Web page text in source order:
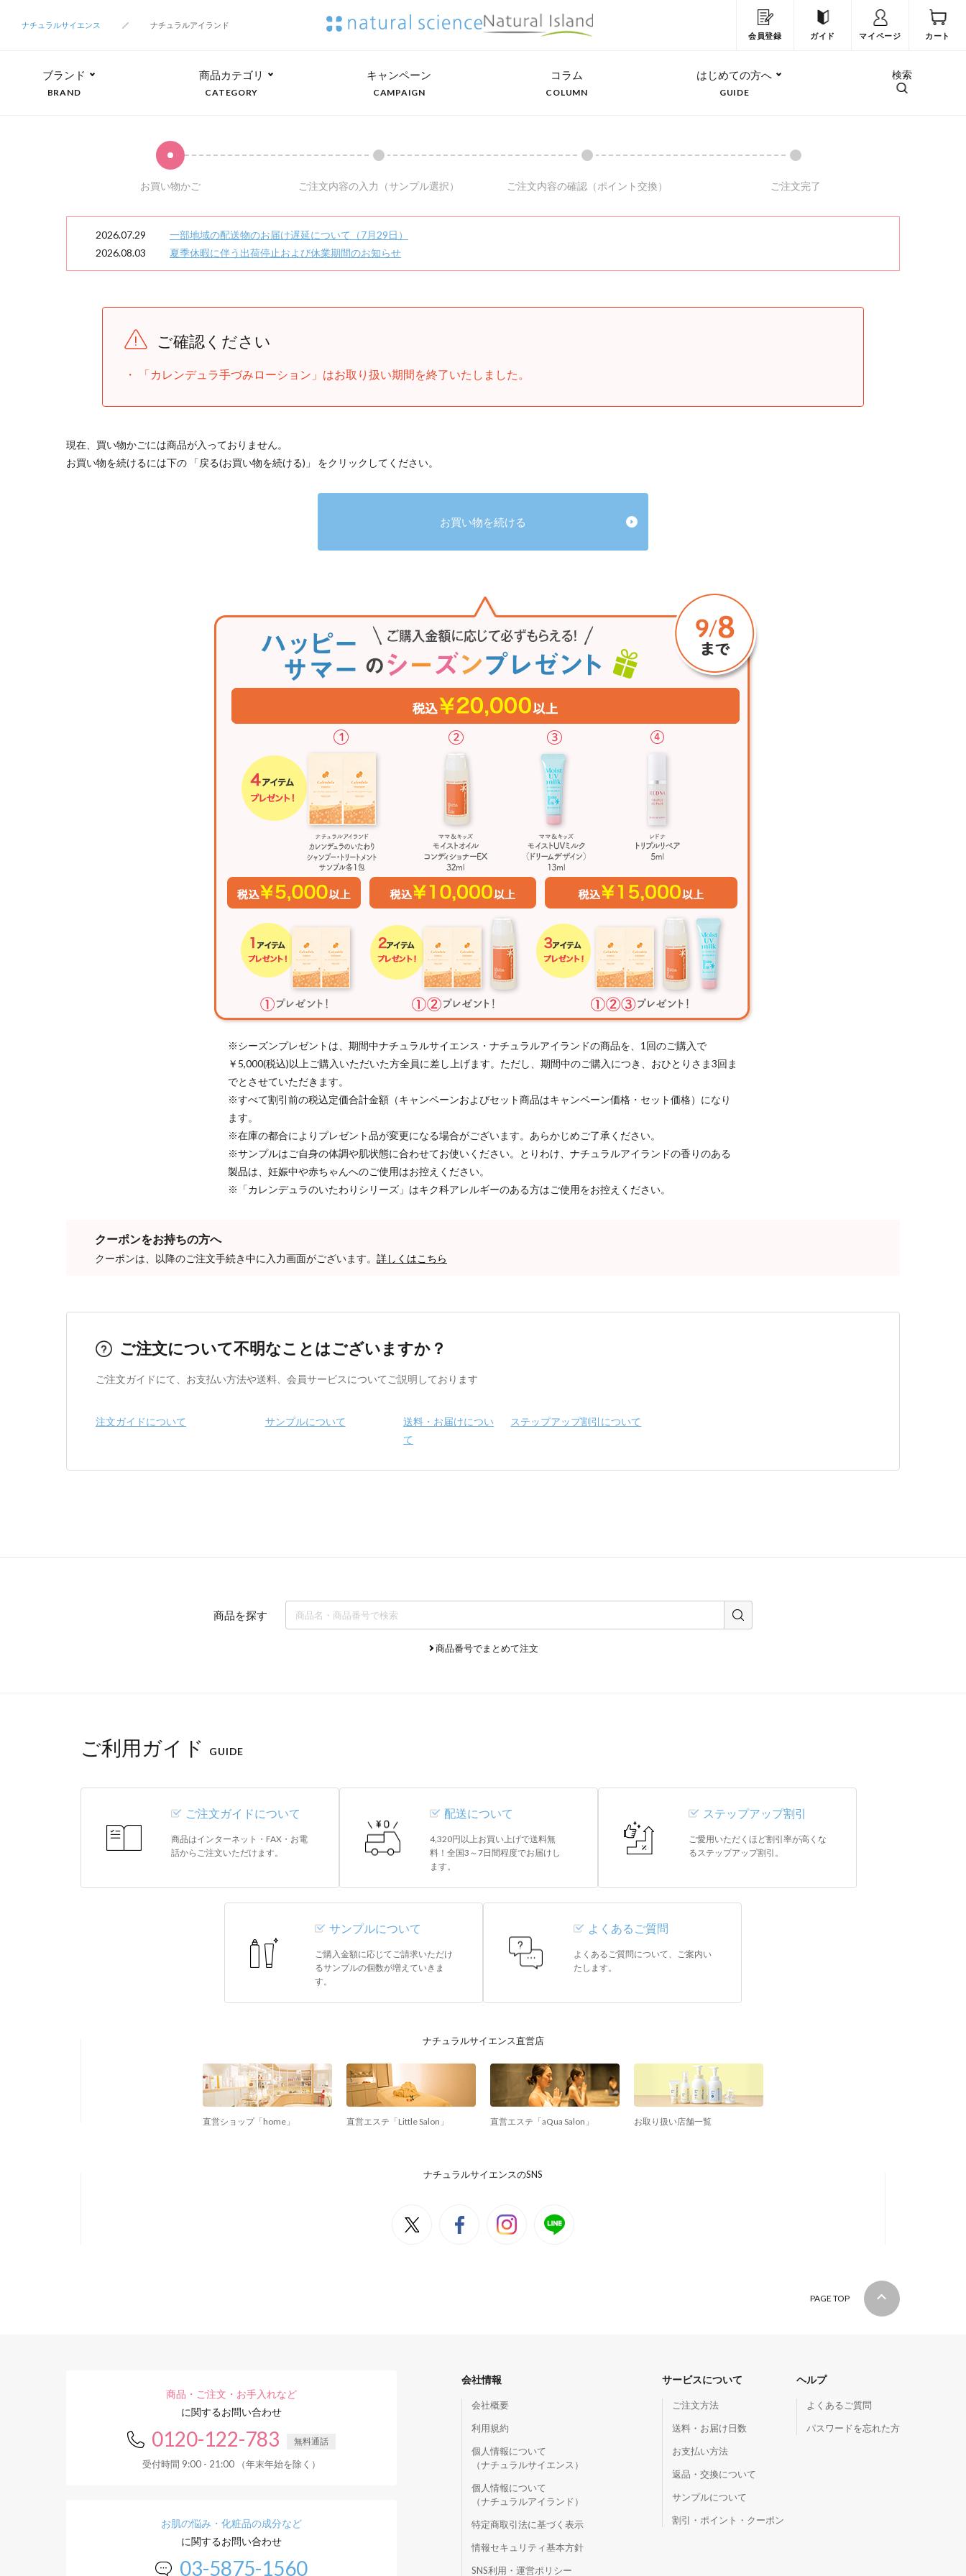
ナチュラルサイエンス
ナチュラルアイランド
会員登録
ガイド マイページ カート
ブランド
BRAND
商品カテゴリ
CATEGORY
キャンペーン
CAMPAIGN
コラム
COLUMN
はじめての方へ
GUIDE
検索
お買い物かご ご注文内容の入力 （サンプル選択） ご注文内容の確認 （ポイント交換） ご注文完了
2026.07.29
一部地域の配送物のお届け遅延について（7月29日）
2026.08.03
夏季休暇に伴う出荷停止および休業期間のお知らせ
ご確認ください
「カレンデュラ手づみローション」はお取り扱い期間を終了いたしました。
現在、買い物かごには商品が入っておりません。
お買い物を続けるには下の 「戻る(お買い物を続ける)」 をクリックしてください。
お買い物を続ける
※シーズンプレゼントは、期間中ナチュラルサイエンス・ナチュラルアイランドの商品を、1回のご購入で
￥5,000(税込)以上ご購入いただいた方全員に差し上げます。ただし、期間中のご購入につき、おひとりさま3回ま
でとさせていただきます。
※すべて割引前の税込定価合計金額（キャンペーンおよびセット商品はキャンペーン価格・セット価格）になり
ます。
※在庫の都合によりプレゼント品が変更になる場合がございます。あらかじめご了承ください。
※サンプルはご自身の体調や肌状態に合わせてお使いください。とりわけ、ナチュラルアイランドの香りのある
製品は、妊娠中や赤ちゃんへのご使用はお控えください。
※「カレンデュラのいたわりシリーズ」はキク科アレルギーのある方はご使用をお控えください。
クーポンをお持ちの方へ
クーポンは、以降のご注文手続き中に入力画面がございます。 詳しくはこちら
ご注文について不明なことはございますか？
ご注文ガイドにて、お支払い方法や送料、会員サービスについてご説明しております
注文ガイドについて サンプルについて
送料・お届けについ
て
ステップアップ割引について
商品を探す
商品番号でまとめて注文
ご利用ガイド GUIDE
ご注文ガイドについて
商品はインターネット・FAX・お電
話からご注文いただけます。
配送について
4,320円以上お買い上げで送料無
料！全国3～7日間程度でお届けし
ます。
ステップアップ割引
ご愛用いただくほど割引率が高くな
るステップアップ割引。
サンプルについて
ご購入金額に応じてご請求いただけ
るサンプルの個数が増えていきま
す。
よくあるご質問
よくあるご質問について、ご案内い
たします。
ナチュラルサイエンス直営店
直営ショップ「home」 直営エステ「Little Salon」 直営エステ「aQua Salon」 お取り扱い店舗一覧
ナチュラルサイエンスのSNS
PAGE TOP
商品・ご注文・お手入れなど
に関するお問い合わせ
0120-122-783 無料通話
受付時間 9:00 - 21:00 （年末年始を除く）
お肌の悩み・化粧品の成分など
に関するお問い合わせ
03-5875-1560
会社情報
会社概要
利用規約
個人情報について
（ナチュラルサイエンス）
個人情報について
（ナチュラルアイランド）
特定商取引法に基づく表示
情報セキュリティ基本方針
SNS利用・運営ポリシー
サービスについて
ご注文方法
送料・お届け日数
お支払い方法
返品・交換について
サンプルについて
割引・ポイント・クーポン
ヘルプ
よくあるご質問
パスワードを忘れた方